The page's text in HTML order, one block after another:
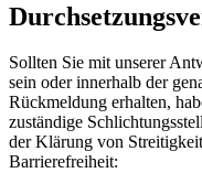
Sollten Sie mit unserer
sein oder innerhalb der
Rückmeldung erhalten,
zuständige
der Klärung von
Barrierefreiheit: